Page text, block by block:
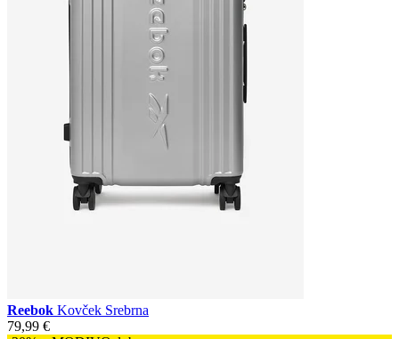
Reebok Kovček Srebrna
79,99 €